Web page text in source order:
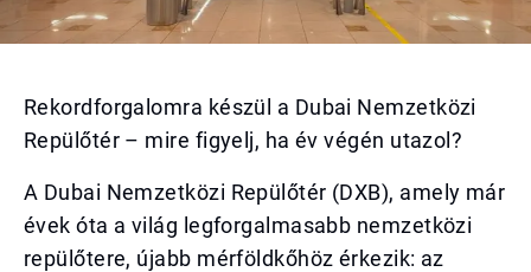
Rekordforgalomra készül a Dubai Nemzetközi
Repülőtér – mire figyelj, ha év végén utazol?
A Dubai Nemzetközi Repülőtér (DXB), amely már
évek óta a világ legforgalmasabb nemzetközi
repülőtere, újabb mérföldkőhöz érkezik: az